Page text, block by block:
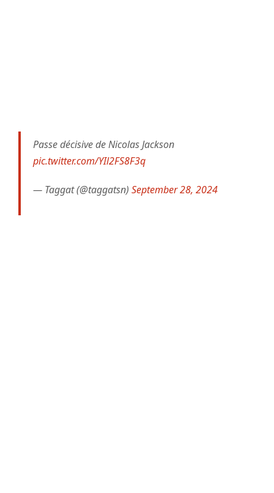
Passe décisive de Nicolas Jackson
pic.twitter.com/YIl2FS8F3q
— Taggat (@taggatsn) September 28, 2024